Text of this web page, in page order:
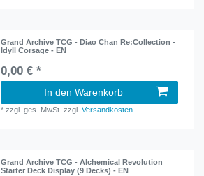
Grand Archive TCG - Diao Chan Re:Collection -
Idyll Corsage - EN
0,00 € *
In den Warenkorb
*zzgl. ges. MwSt. zzgl.Versandkosten
Grand Archive TCG - Alchemical Revolution
Starter Deck Display (9 Decks) - EN